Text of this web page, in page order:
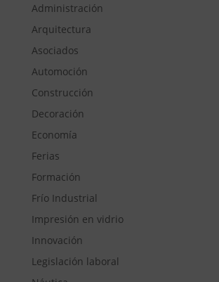
Administración
Arquitectura
Asociados
Automoción
Construcción
Decoración
Economía
Ferias
Formación
Frío Industrial
Impresión en vidrio
Innovación
Legislación laboral